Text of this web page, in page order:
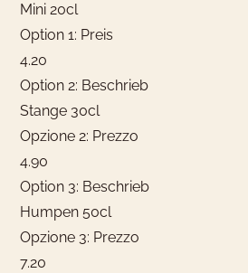
Mini 20cl
Option 1: Preis
4.20
Option 2: Beschrieb
Stange 30cl
Opzione 2: Prezzo
4.90
Option 3: Beschrieb
Humpen 50cl
Opzione 3: Prezzo
7.20
Que souhaites-tu
Nous proposons des
d'hôtel pouvant